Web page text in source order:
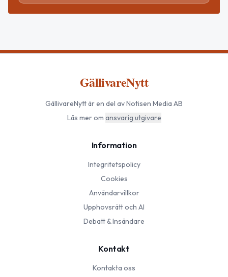
GällivareNytt
GällivareNyttär en del av Notisen Media AB
Läs mer om ansvarig utgivare
Information
Integritetspolicy
Cookies
Användarvillkor
Upphovsrätt och AI
Debatt & Insändare
Kontakt
Kontakta oss